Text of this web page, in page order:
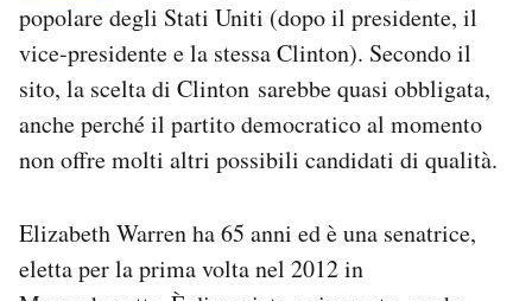
popolare degli Stati Uniti (dopo il presidente, il
vice-presidente e la stessa Clinton). Secondo il
sito, la scelta di Clinton sarebbe quasi obbligata,
anche perché il partito democratico al momento
non offre molti altri possibili candidati di qualità.
Elizabeth Warren ha 65 anni ed è una senatrice,
eletta per la prima volta nel 2012 in